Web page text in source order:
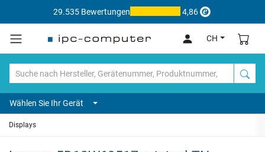
29.535 Bewertungen 4,86
CH
Wählen Sie Ihr Gerät
Displays